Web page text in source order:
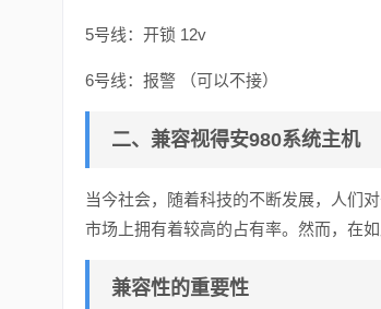
5号线：开锁 12v
6号线：报警 （可以不接）
二、兼容视得安980系统主机
当今社会，随着科技的不断发展，人们
市场上拥有着较高的占有率。然而，在
兼容性的重要性